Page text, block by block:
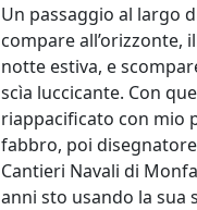
Un passaggio al largo
compare all’orizzonte,
notte estiva, e
scìa luccicante. Con
riappacificato con mio
fabbro, poi
Cantieri Navali di
anni sto usando la sua